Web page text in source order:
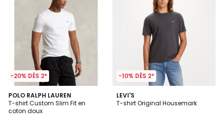
-20% DÈS 2*
POLO RALPH LAUREN
T-shirt Custom Slim Fit en
coton doux
4,5
/ 5
6
Couleurs
-10% DÈS 2*
LEVI'S
T-shirt Original Housemark
4,7
/ 5